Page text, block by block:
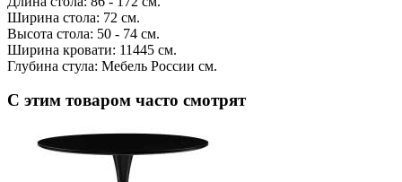
Ширина стола: 72 см.
Высота стола: 50 - 74 см.
Ширина кровати: 11445 см.
Глубина стула: Мебель России см.
С этим товаром часто смотрят